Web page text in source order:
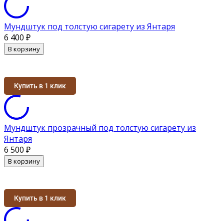
Мундштук под толстую сигарету из Янтаря
6 400 ₽
В корзину
Купить в 1 клик
Мундштук прозрачный под толстую сигарету из
Янтаря
6 500 ₽
В корзину
Купить в 1 клик